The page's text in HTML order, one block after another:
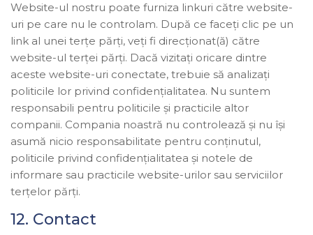
Website-ul nostru poate furniza linkuri către website-
uri pe care nu le controlam. După ce faceți clic pe un
link al unei terțe părți, veți fi direcționat(ă) către
website-ul terței părți. Dacă vizitați oricare dintre
aceste website-uri conectate, trebuie să analizați
politicile lor privind confidențialitatea. Nu suntem
responsabili pentru politicile și practicile altor
companii. Compania noastră nu controlează și nu își
asumă nicio responsabilitate pentru conținutul,
politicile privind confidențialitatea și notele de
informare sau practicile website-urilor sau serviciilor
terțelor părți.
12. Contact